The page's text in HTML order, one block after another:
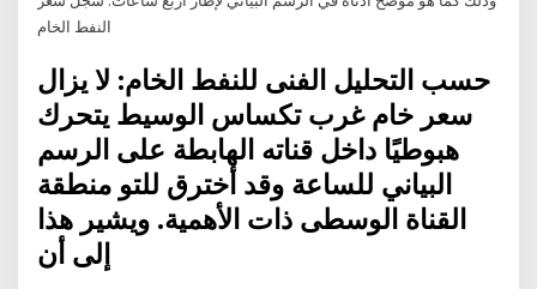
النفط الخام
حسب التحليل الفنى للنفط الخام: لا يزال
سعر خام غرب تكساس الوسيط يتحرك
هبوطيًا داخل قناته الهابطة على الرسم
البياني للساعة وقد أخترق للتو منطقة
القناة الوسطى ذات الأهمية. ويشير هذا
إلى أن